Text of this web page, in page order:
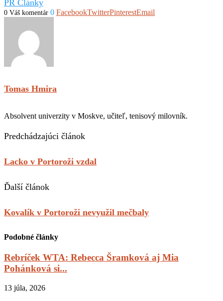
PR Články
0 Váš komentár 0 FacebookTwitterPinterestEmail
Tomas Hmira
Absolvent univerzity v Moskve, učiteľ, tenisový milovník.
Predchádzajúci článok
Lacko v Portoroži vzdal
Ďalší článok
Kovalík v Portoroži nevyužil mečbaly
Podobné články
Rebríček WTA: Rebecca Šramková aj Mia
Pohánková si...
13 júla, 2026